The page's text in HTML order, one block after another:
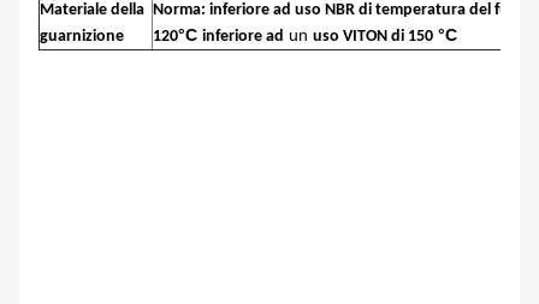
Materiale della
guarnizione
Norma: inferiore ad uso NBR di temperatura del fuild
120°C inferiore ad un uso VITON di 150 °C